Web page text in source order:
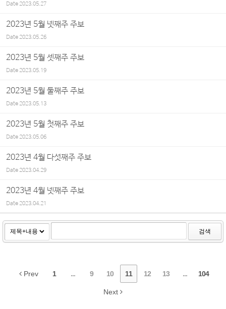
Date2023.05.27
2023년 5월 넷째주 주보
Date2023.05.26
2023년 5월 셋째주 주보
Date2023.05.19
2023년 5월 둘째주 주보
Date2023.05.13
2023년 5월 첫째주 주보
Date2023.05.06
2023년 4월 다섯째주 주보
Date2023.04.29
2023년 4월 넷째주 주보
Date2023.04.21
검색
Prev 1 ... 9 10 11 12 13 ... 104
Next